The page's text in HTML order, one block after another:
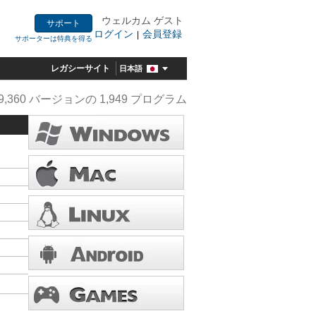
サポート
サポーターは特典を得る
ウェルカム ゲスト
ログイン | 会員登録
レガシーサイト 日本語
バージョンの 1,949 プログラム